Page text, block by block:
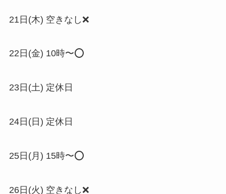
21日(木) 空きなし❌
22日(金) 10時〜⭕️
23日(土) 定休日
24日(日) 定休日
25日(月) 15時〜⭕️
26日(火) 空きなし❌